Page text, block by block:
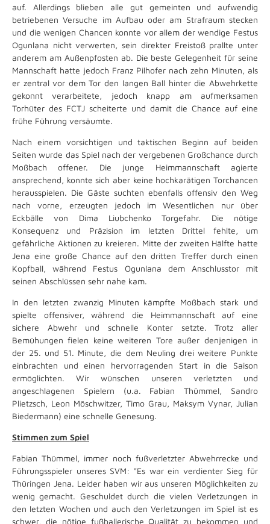
auf. Allerdings blieben alle gut gemeinten und aufwendig
betriebenen Versuche im Aufbau oder am Strafraum stecken
und die wenigen Chancen konnte vor allem der wendige Festus
Ogunlana nicht verwerten, sein direkter Freistoß prallte unter
anderem am Außenpfosten ab. Die beste Gelegenheit für seine
Mannschaft hatte jedoch Franz Pilhofer nach zehn Minuten, als
er zentral vor dem Tor den langen Ball hinter die Abwehrkette
gekonnt verarbeitete, jedoch knapp am aufmerksamen
Torhüter des FCTJ scheiterte und damit die Chance auf eine
frühe Führung versäumte.
Nach einem vorsichtigen und taktischen Beginn auf beiden
Seiten wurde das Spiel nach der vergebenen Großchance durch
Moßbach offener. Die junge Heimmannschaft agierte
ansprechend, konnte sich aber keine hochkarätigen Torchancen
herausspielen. Die Gäste suchten ebenfalls offensiv den Weg
nach vorne, erzeugten jedoch im Wesentlichen nur über
Eckbälle von Dima Liubchenko Torgefahr. Die nötige
Konsequenz und Präzision im letzten Drittel fehlte, um
gefährliche Aktionen zu kreieren. Mitte der zweiten Hälfte hatte
Jena eine große Chance auf den dritten Treffer durch einen
Kopfball, während Festus Ogunlana dem Anschlusstor mit
seinen Abschlüssen sehr nahe kam.
In den letzten zwanzig Minuten kämpfte Moßbach stark und
spielte offensiver, während die Heimmannschaft auf eine
sichere Abwehr und schnelle Konter setzte. Trotz aller
Bemühungen fielen keine weiteren Tore außer denjenigen in
der 25. und 51. Minute, die dem Neuling drei weitere Punkte
einbrachten und einen hervorragenden Start in die Saison
ermöglichten. Wir wünschen unseren verletzten und
angeschlagenen Spielern (u.a. Fabian Thümmel, Sandro
Plietzsch, Leon Möschwitzer, Timo Grau, Maksym Vynar, Julian
Biedermann) eine schnelle Genesung.
Stimmen zum Spiel
Fabian Thümmel, immer noch fußverletzter Abwehrrecke und
Führungsspieler unseres SVM: "Es war ein verdienter Sieg für
Thüringen Jena. Leider haben wir aus unseren Möglichkeiten zu
wenig gemacht. Geschuldet durch die vielen Verletzungen in
den letzten Wochen und auch den Verletzungen im Spiel ist es
schwer, die nötige fußballerische Qualität zu bekommen und